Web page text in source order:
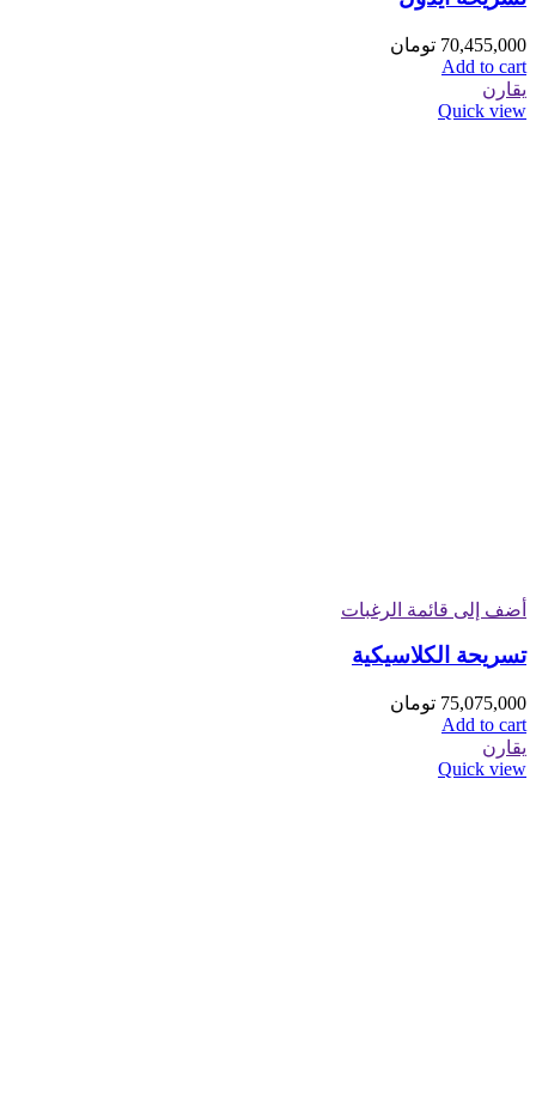
70,455,000 تومان
Add to cart
يقارن
Quick view
أضف إلى قائمة الرغبات
تسريحة الكلاسيكية
75,075,000 تومان
Add to cart
يقارن
Quick view